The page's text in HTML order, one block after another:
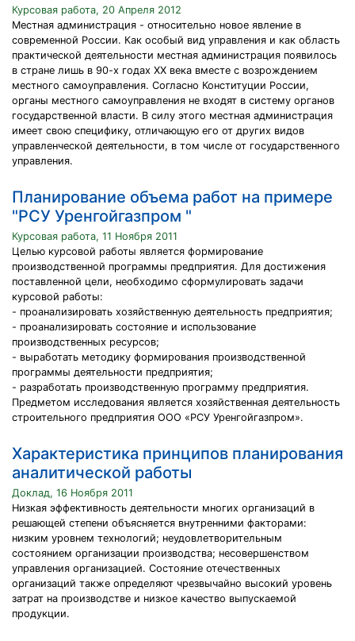
Курсовая работа, 20 Апреля 2012
Местная администрация - относительно новое явление в
современной России. Как особый вид управления и как область
практической деятельности местная администрация появилось
в стране лишь в 90-х годах XX века вместе с возрождением
местного самоуправления. Согласно Конституции России,
органы местного самоуправления не входят в систему органов
государственной власти. В силу этого местная администрация
имеет свою специфику, отличающую его от других видов
управленческой деятельности, в том числе от государственного
управления.
Планирование объема работ на примере
"РСУ Уренгойгазпром "
Курсовая работа, 11 Ноября 2011
Целью курсовой работы является формирование
производственной программы предприятия. Для достижения
поставленной цели, необходимо сформулировать задачи
курсовой работы:
- проанализировать хозяйственную деятельность предприятия;
- проанализировать состояние и использование
производственных ресурсов;
- выработать методику формирования производственной
программы деятельности предприятия;
- разработать производственную программу предприятия.
Предметом исследования является хозяйственная деятельность
строительного предприятия ООО «РСУ Уренгойгазпром».
Характеристика принципов планирования
аналитической работы
Доклад, 16 Ноября 2011
Низкая эффективность деятельности многих организаций в
решающей степени объясняется внутренними факторами:
низким уровнем технологий; неудовлетворительным
состоянием организации производства; несовершенством
управления организацией. Состояние отечественных
организаций также определяют чрезвычайно высокий уровень
затрат на производстве и низкое качество выпускаемой
продукции.